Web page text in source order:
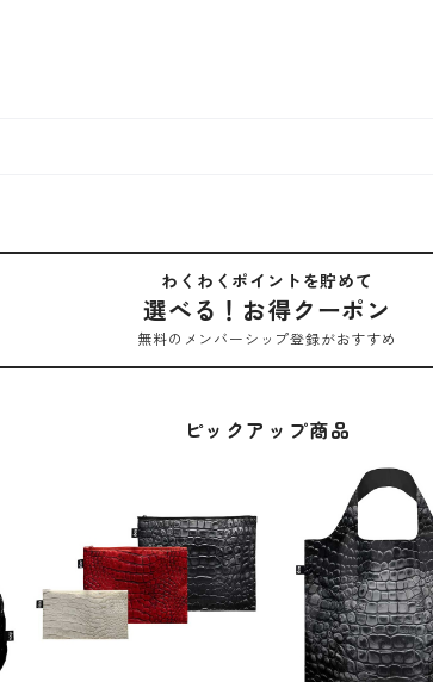
わくわくポイントを貯めて
選べる！お得クーポン
無料のメンバーシップ登録がおすすめ
ピックアップ商品